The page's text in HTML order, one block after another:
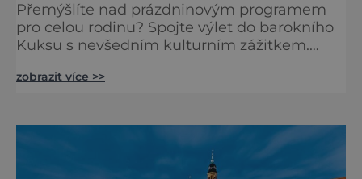
Přemýšlíte nad prázdninovým programem
pro celou rodinu? Spojte výlet do barokního
Kuksu s nevšedním kulturním zážitkem.
Comoedien-Hausu zve na stálou expozici
Matyáše Bernarda Brauna nejen z Kuksu.
Výstava Braunova socha loutkou představuje
padesát autorských loutek řezbáře a scénog
zobrazit více >>